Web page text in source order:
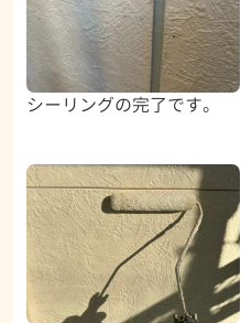
シーリングの完了です。